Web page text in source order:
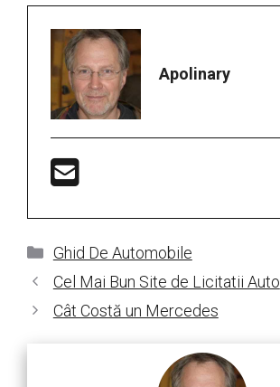
Apolinary
Categorii
Ghid De Automobile
Cel Mai Bun Site de Licitatii Auto
Cât Costă un Mercedes